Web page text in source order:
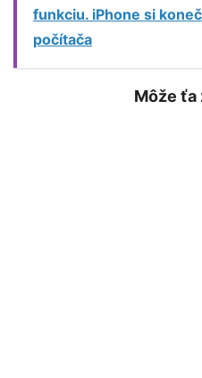
funkciu. iPhone si
počítača
Môže ťa